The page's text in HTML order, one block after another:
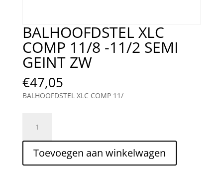
BALHOOFDSTEL XLC
COMP 11/8 -11/2 SEMI
GEINT ZW
€47,05
BALHOOFDSTEL XLC COMP 11/
COMP
11/8
-11/2
Toevoegen aan winkelwagen